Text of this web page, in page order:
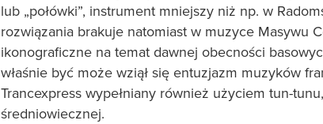
lub „połówki”, instrument mniejszy niż np. w
rozwiązania brakuje natomiast w muzyce Masywu
ikonograficzne na temat dawnej obecności
właśnie być może wziął się entuzjazm muzyków
Trancexpress wypełniany również użyciem tun-
średniowiecznej.